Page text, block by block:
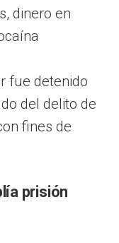
dinero en
fue detenido
del delito de
fines de
prisión